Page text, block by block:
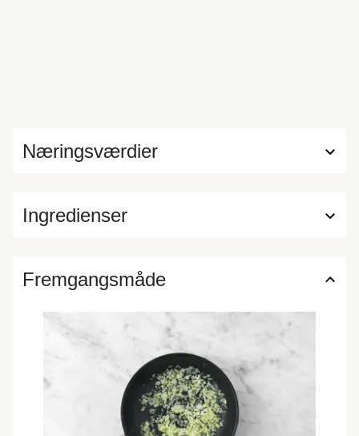
Ingredienser
Næringsværdier
Fremgangsmåde